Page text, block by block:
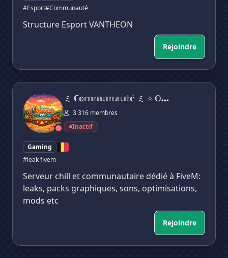
#Esport#Communauté
Structure Esport VANTHEON
Rejoindre
ミ ℂ𝕠𝕞𝕞𝕦𝕟𝕒𝕦𝕥𝕖́ ミ ⭐ 𝕆.ℍ.𝔸.ℕ.𝔸 ⭐
ミ ℂ𝕠𝕞𝕞𝕦𝕟𝕒𝕦𝕥𝕖́ ミ ⭐ 𝕆...
3 316 membres
Inactif
Gaming
#leak fivem
Serveur chill et communautaire dédié à FiveM:
leaks, packs graphiques, sons, optimisations,
mods etc
Rejoindre